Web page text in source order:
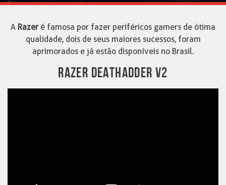
A Razer é famosa por fazer periféricos gamers de ótima
qualidade, dois de seus maiores sucessos, foram
aprimorados e já estão disponíveis no Brasil.
RAZER DEATHADDER V2